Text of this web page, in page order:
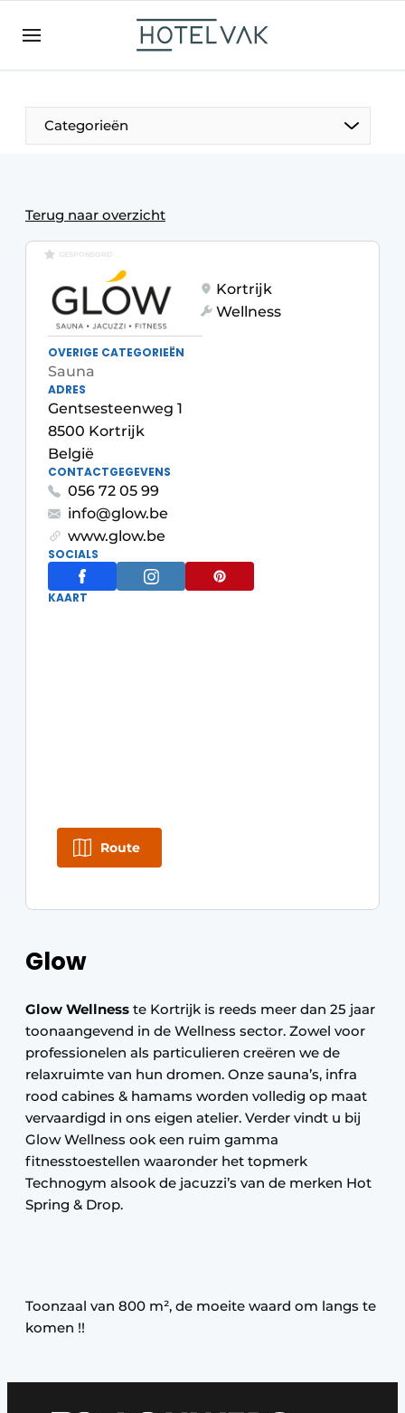
EN
NL
EN
FR
Categorieën
De Pen
Internationaal
Projecten
HR & Personeel
Housekeeping
Terug naar overzicht
Glow
Glow Wellness te Kortrijk is reeds meer dan 25 jaar
toonaangevend in de Wellness sector. Zowel voor
professionelen als particulieren creëren we de
relaxruimte van hun dromen. Onze sauna’s, infra
rood cabines & hamams worden volledig op maat
vervaardigd in ons eigen atelier. Verder vindt u bij
Glow Wellness ook een ruim gamma
fitnesstoestellen waaronder het topmerk
Technogym alsook de jacuzzi’s van de merken Hot
Spring & Drop.
Toonzaal van 800 m², de moeite waard om langs te
komen !!
GESPONSORD
Kortrijk
Wellness
OVERIGE CATEGORIEËN
Sauna
ADRES
Gentsesteenweg 1
8500 Kortrijk
België
CONTACTGEGEVENS
056 72 05 99
info@glow.be
www.glow.be
SOCIALS
KAART
Route